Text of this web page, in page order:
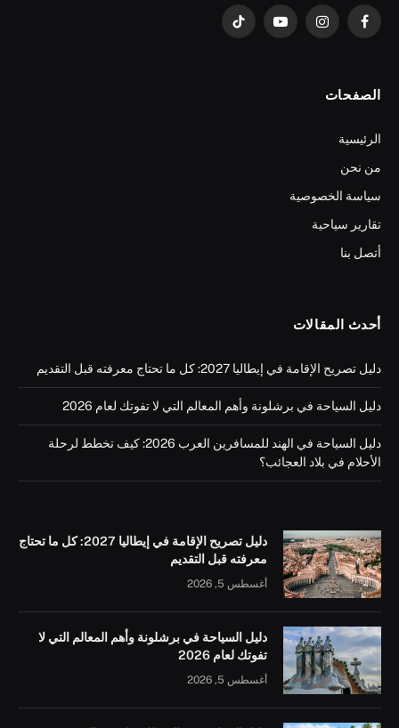
فيسبوكالانستغراميوتيوب تيكتوك
الصفحات
الرئيسية
من نحن
سياسة الخصوصية
تقارير سياحية
أتصل بنا
أحدث المقالات
دليل تصريح الإقامة في إيطاليا 2027: كل ما تحتاج معرفته قبل التقديم
دليل السياحة في برشلونة وأهم المعالم التي لا تفوتك لعام 2026
دليل السياحة في الهند للمسافرين العرب 2026: كيف تخطط لرحلة
الأحلام في بلاد العجائب؟
دليل تصريح الإقامة في إيطاليا 2027: كل ما تحتاج
معرفته قبل التقديم
أغسطس 5, 2026
دليل السياحة في برشلونة وأهم المعالم التي لا
تفوتك لعام 2026
أغسطس 5, 2026